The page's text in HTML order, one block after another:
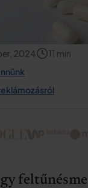
2024 11 min